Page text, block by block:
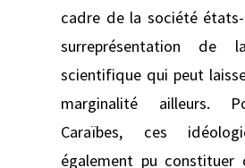
cadre de la société états-
surreprésentation de
scientifique qui peut
marginalité ailleurs.
Caraïbes, ces
également pu constituer